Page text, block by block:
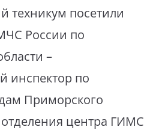
техникум посетили
России по
–
инспектор по
Приморского
отделения центра ГИМС